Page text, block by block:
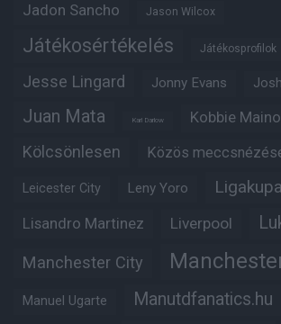
Jadon Sancho Jason Wilcox
Játékosértékelés Játékosprofilok
Jesse Lingard Jonny Evans
Juan Mata Karl Darlow Kobbie
Kölcsönlesen Közös
Leicester City Leny Yoro Ligakupa
Lisandro Martinez Liverpool
Manchester City
Manuel Ugarte Manutdfanatics.hu